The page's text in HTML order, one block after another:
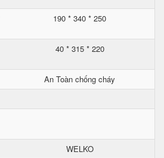
190 * 340 * 250
40 * 315 * 220
An Toàn chống cháy
WELKO